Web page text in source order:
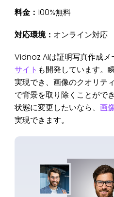
料金： 100%無料
対応環境： オンライン対応
Vidnoz AIは証明写真作成メ
サイト も開発しています。
実現でき、画像のクオリテ
で背景を取り除くことがで
状態に変更したいなら、 画
実現できます。